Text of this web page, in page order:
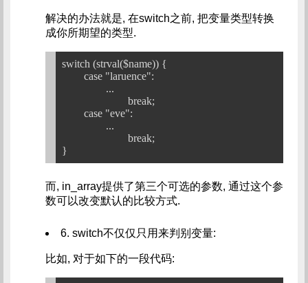
解决的办法就是, 在switch之前, 把变量类型转换
成你所期望的类型.
switch (strval($name)) {
而, in_array提供了第三个可选的参数, 通过这个参
数可以改变默认的比较方式.
6. switch不仅仅只用来判别变量:
比如, 对于如下的一段代码: